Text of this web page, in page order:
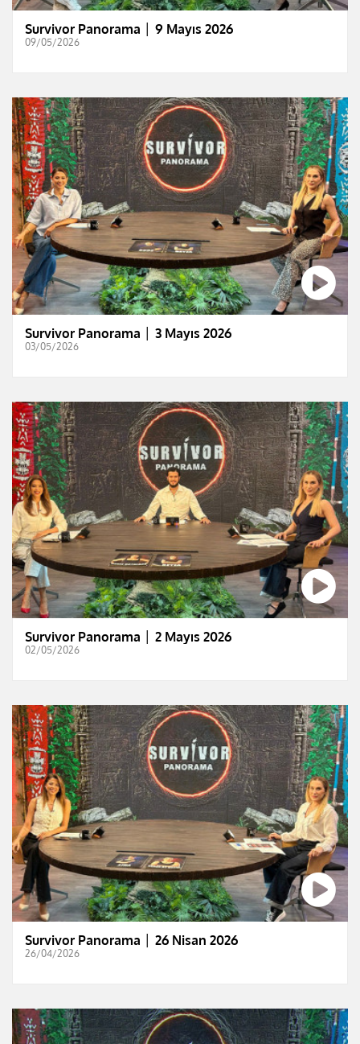
Survivor Panorama │ 9 Mayıs 2026
09/05/2026
Survivor Panorama │ 3 Mayıs 2026
03/05/2026
Survivor Panorama │ 2 Mayıs 2026
02/05/2026
Survivor Panorama │ 26 Nisan 2026
26/04/2026